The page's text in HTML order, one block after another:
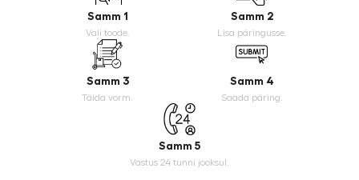
Samm 1
Vali toode.
Samm 2
Lisa päringusse.
Samm 3
Täida vorm.
Samm 4
Saada päring.
Samm 5
Vastus 24 tunni jooksul.